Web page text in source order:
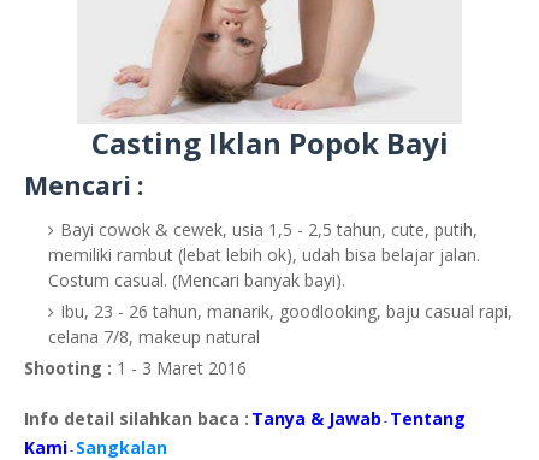
Casting Iklan Popok Bayi
Mencari :
Bayi cowok & cewek, usia 1,5 - 2,5 tahun, cute, putih,
memiliki rambut (lebat lebih ok), udah bisa belajar jalan.
Costum casual. (Mencari banyak bayi).
Ibu, 23 - 26 tahun, manarik, goodlooking, baju casual rapi,
celana 7/8, makeup natural
Shooting : 1 - 3 Maret 2016
Info detail silahkan baca : Tanya & Jawab - Tentang
Kami - Sangkalan